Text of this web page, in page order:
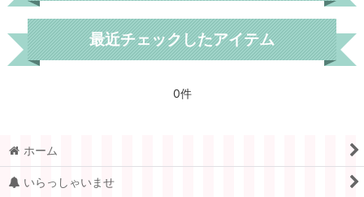
世界各国
ノルウェー
最近チェックしたアイテム
0件
ホーム
いらっしゃいませ